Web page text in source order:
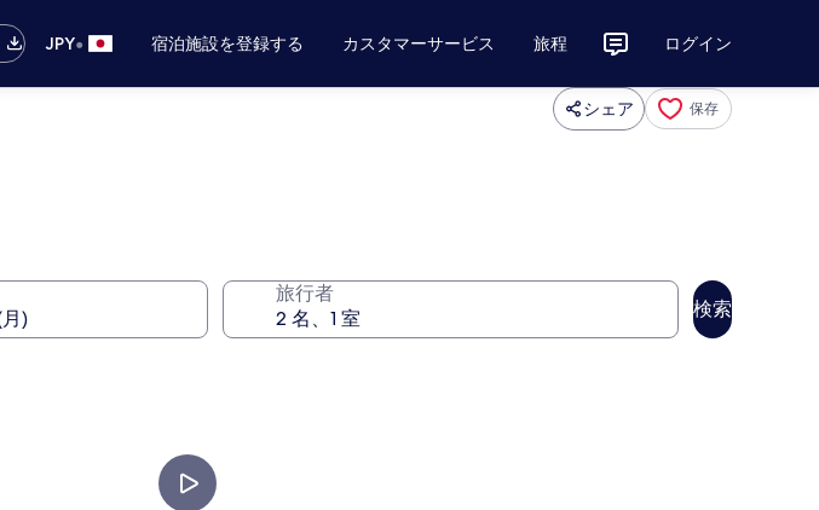
JPY• 宿泊施設を登録する カスタマーサービス 旅程 ログイン
シェア 保存
旅行者
検索